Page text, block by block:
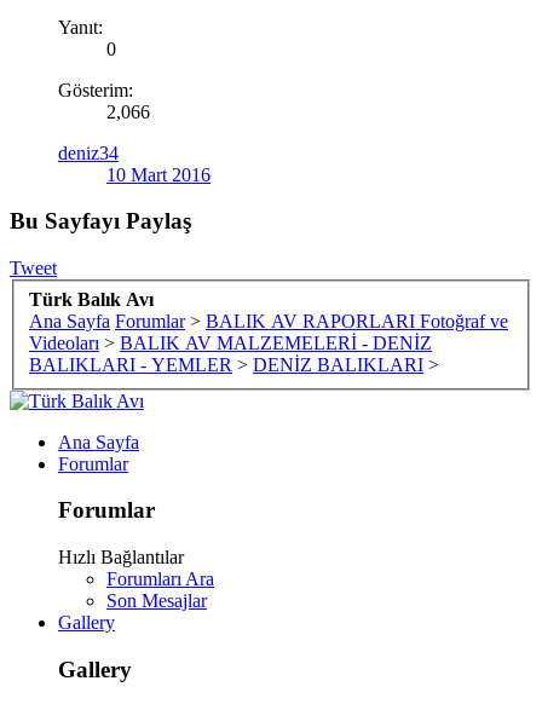
Yanıt:
0
Gösterim:
2,066
deniz34
10 Mart 2016
Bu Sayfayı Paylaş
Tweet
Türk Balık Avı
Ana Sayfa Forumlar > BALIK AV RAPORLARI Fotoğraf ve
Videoları > BALIK AV MALZEMELERİ - DENİZ
BALIKLARI - YEMLER > DENİZ BALIKLARI >
Ana Sayfa
Forumlar
Forumlar
Hızlı Bağlantılar
Forumları Ara
Son Mesajlar
Gallery
Gallery